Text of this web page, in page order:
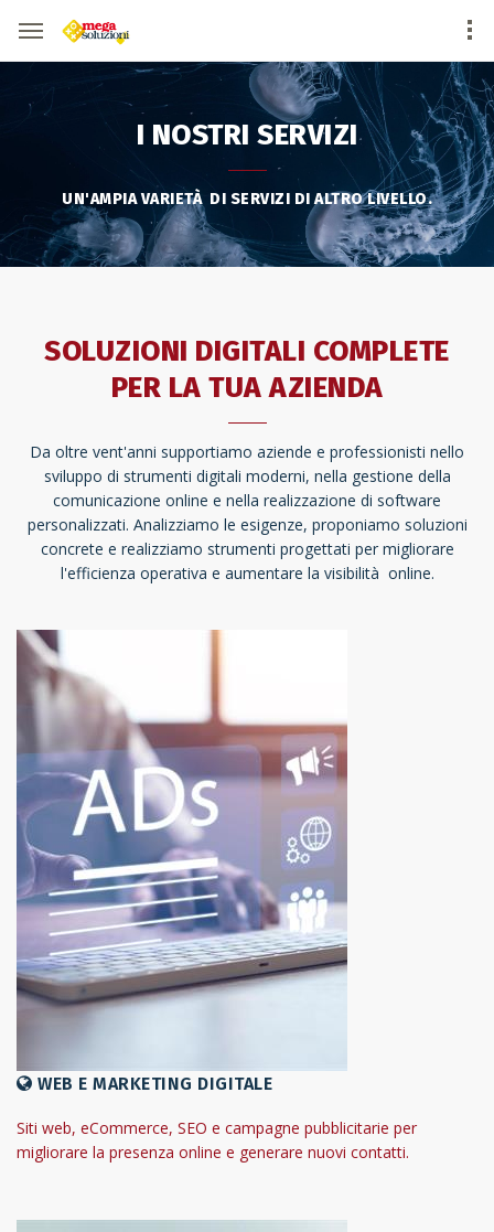
I NOSTRI SERVIZI
UN'AMPIA VARIETÀ DI SERVIZI DI ALTRO LIVELLO.
SOLUZIONI DIGITALI COMPLETE
PER LA TUA AZIENDA
Da oltre vent'anni supportiamo aziende e professionisti nello
sviluppo di strumenti digitali moderni, nella gestione della
comunicazione online e nella realizzazione di software
personalizzati. Analizziamo le esigenze, proponiamo soluzioni
concrete e realizziamo strumenti progettati per migliorare
l'efficienza operativa e aumentare la visibilità online.
WEB E MARKETING DIGITALE
Siti web, eCommerce, SEO e campagne pubblicitarie per
migliorare la presenza online e generare nuovi contatti.